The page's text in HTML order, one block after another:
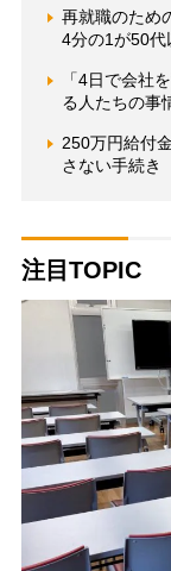
再就職のため
4分の1が50代
「4日で会社
る人たちの事
250万円給付
さない手続き
注目TOPIC